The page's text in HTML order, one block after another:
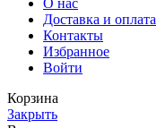
О нас
Доставка и оплата
Контакты
Избранное
Войти
Корзина
Закрыть